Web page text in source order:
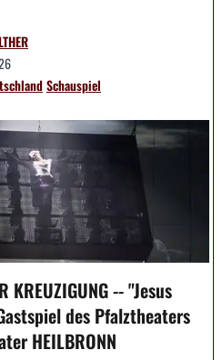
Schauspiel
KREUZIGUNG -- "Jesus
des Pfalztheaters
HEILBRONN